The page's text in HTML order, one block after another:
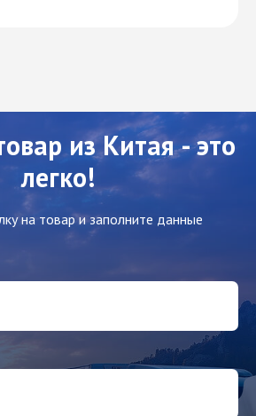
из Китая - это
легко!
на товар и заполните данные